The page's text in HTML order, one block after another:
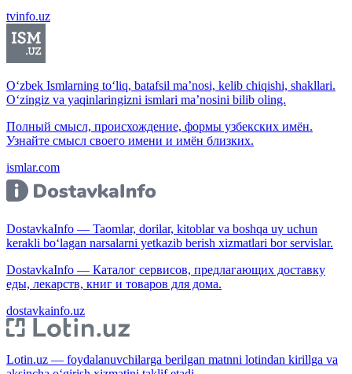
tvinfo.uz
O‘zbek Ismlarning to‘liq, batafsil ma’nosi, kelib chiqishi, shakllari.
O‘zingiz va yaqinlaringizni ismlari ma’nosini bilib oling.
Полный смысл, происхождение, формы узбекских имён.
Узнайте смысл своего имени и имён близких.
ismlar.com
DostavkaInfo — Taomlar, dorilar, kitoblar va boshqa uy uchun
kerakli bo‘lagan narsalarni yetkazib berish xizmatlari bor servislar.
DostavkaInfo — Каталог сервисов, предлагающих доставку
еды, лекарств, книг и товаров для дома.
dostavkainfo.uz
Lotin.uz — foydalanuvchilarga berilgan matnni lotindan kirillga va